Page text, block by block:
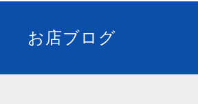
お店ブログ